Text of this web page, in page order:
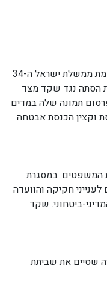
במסגרת המשא ומתן הקואליציוני על הקמת ממשלת ישראל ה-34
הסתה נגד שקד מצד
תמונה שלה במדים
וקצין הכנסת אבטחה
שרת המשפטים. במסגרת
חקיקה והוועדה
ביטחוני. שקד
פשרה שסיים את שביתת